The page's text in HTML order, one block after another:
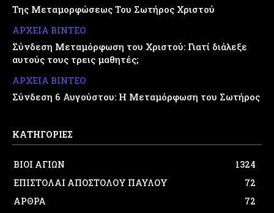
Της Μεταμορφώσεως Του Σωτήρος Χριστού
ΑΡΧΕΙΑ ΒΙΝΤΕΟ
Σύνδεση Μεταμόρφωση του Χριστού: Γιατί διάλεξε
αυτούς τους τρεις μαθητές;
ΑΡΧΕΙΑ ΒΙΝΤΕΟ
Σύνδεση 6 Αυγούστου: Η Μεταμόρφωση του Σωτήρος
ΚΑΤΗΓΟΡΙΕΣ
ΒΙΟΙ ΑΓΙΩΝ
1324
ΕΠΙΣΤΟΛΑΙ ΑΠΟΣΤΟΛΟΥ ΠΑΥΛΟΥ
72
ΑΡΘΡΑ
72